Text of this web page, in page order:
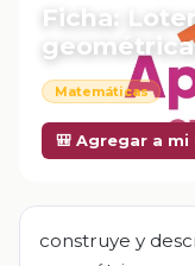
Ficha:
Matemáticas
🎒 Agregar a mi
construye y